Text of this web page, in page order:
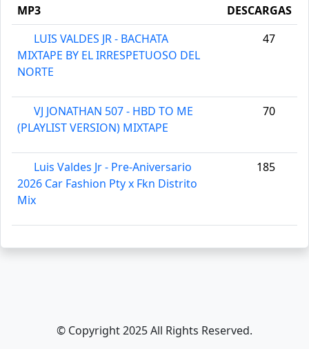
MP3
DESCARGAS
LUIS VALDES JR - BACHATA
MIXTAPE BY EL IRRESPETUOSO DEL
NORTE
47
VJ JONATHAN 507 - HBD TO ME
(PLAYLIST VERSION) MIXTAPE
70
Luis Valdes Jr - Pre-Aniversario
2026 Car Fashion Pty x Fkn Distrito
Mix
185
© Copyright 2025 All Rights Reserved.